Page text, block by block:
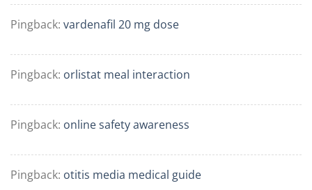
Pingback: vardenafil 20 mg dose
Pingback: orlistat meal interaction
Pingback: online safety awareness
Pingback: otitis media medical guide